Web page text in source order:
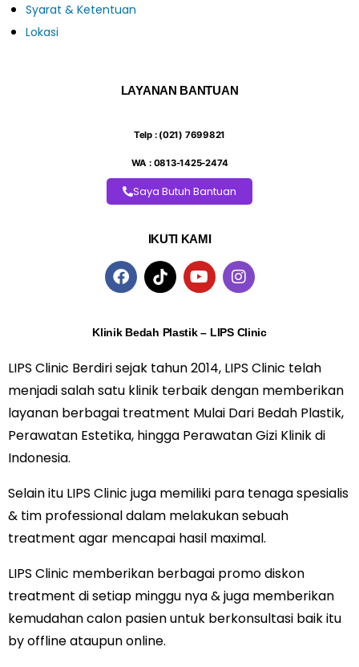
Syarat & Ketentuan
Lokasi
LAYANAN BANTUAN
Telp : (021) 7699821
WA : 0813-1425-2474
Saya Butuh Bantuan
IKUTI KAMI
Klinik Bedah Plastik – LIPS Clinic
LIPS Clinic Berdiri sejak tahun 2014, LIPS Clinic telah
menjadi salah satu klinik terbaik dengan memberikan
layanan berbagai treatment Mulai Dari Bedah Plastik,
Perawatan Estetika, hingga Perawatan Gizi Klinik di
Indonesia.
Selain itu LIPS Clinic juga memiliki para tenaga spesialis
& tim professional dalam melakukan sebuah
treatment agar mencapai hasil maximal.
LIPS Clinic memberikan berbagai promo diskon
treatment di setiap minggu nya & juga memberikan
kemudahan calon pasien untuk berkonsultasi baik itu
by offline ataupun online.